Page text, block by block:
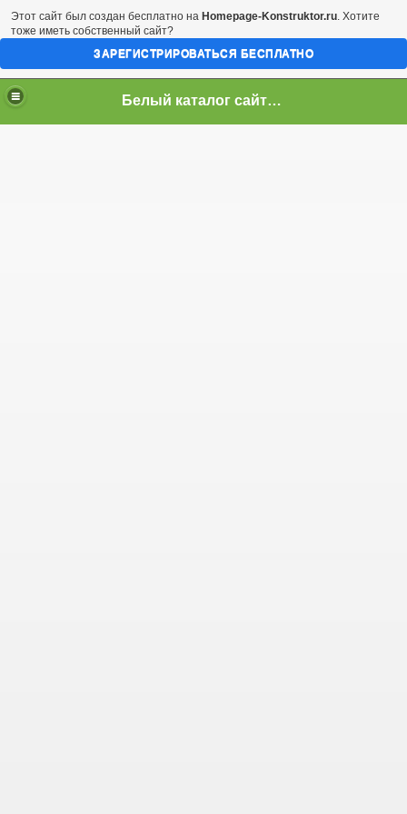
Белый каталог сайтов! Повысить тИЦ и ПР! TOP-100
Этот сайт был создан бесплатно на Homepage-Konstruktor.ru. Хотите
тоже иметь собственный сайт?
ЗАРЕГИСТРИРОВАТЬСЯ БЕСПЛАТНО